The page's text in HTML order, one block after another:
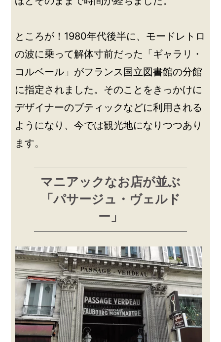
ところが！1980年代後半に、モードレトロ
の波に乗って解体寸前だった「ギャラリ・
コルベール」がフランス国立図書館の分館
に指定されました。そのことをきっかけに
デザイナーのブティックなどに利用される
ようになり、今では観光地になりつつあり
ます。
マニアックなお店が並ぶ
「パサージュ・ヴェルド
ー」